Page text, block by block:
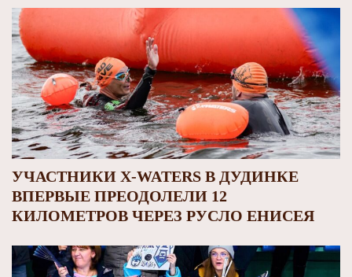
УЧАСТНИКИ X-WATERS В ДУДИНКЕ
ВПЕРВЫЕ ПРЕОДОЛЕЛИ 12
КИЛОМЕТРОВ ЧЕРЕЗ РУСЛО ЕНИСЕЯ